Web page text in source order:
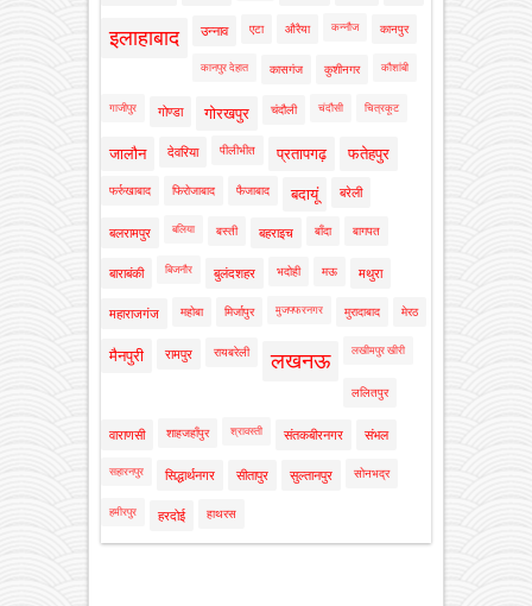
इलाहाबाद उन्नाव एटा औरैया कन्नौज कानपुर
कानपुर देहात कासगंज कुशीनगर कौशांबी
गाजीपुर गोण्डा गोरखपुर चंदौली चंदौसी चित्रकूट
जालौन देवरिया पीलीभीत प्रतापगढ़ फतेहपुर
फर्रुखाबाद फिरोजाबाद फैजाबाद बदायूं बरेली
बलरामपुर बलिया बस्ती बहराइच बाँदा बागपत
बाराबंकी बिजनौर बुलंदशहर भदोही मऊ मथुरा
महाराजगंज महोबा मिर्जापुर मुजफ्फरनगर मुरादाबाद मेरठ
मैनपुरी रामपुर रायबरेली लखनऊ लखीमपुर खीरी
ललितपुर
वाराणसी शाहजहाँपुर श्रावस्ती संतकबीरनगर संभल
सहारनपुर सिद्धार्थनगर सीतापुर सुल्तानपुर सोनभद्र
हमीरपुर हरदोई हाथरस